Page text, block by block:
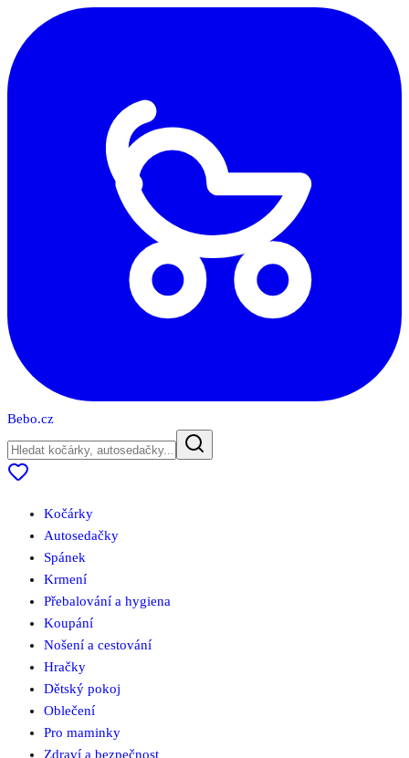
Bebo.cz
Kočárky
Autosedačky
Spánek
Krmení
Přebalování a hygiena
Koupání
Nošení a cestování
Hračky
Dětský pokoj
Oblečení
Pro maminky
Zdraví a bezpečnost